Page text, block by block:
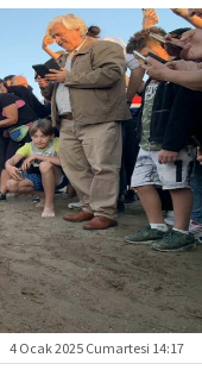
4 Ocak 2025 Cumartesi 14:17